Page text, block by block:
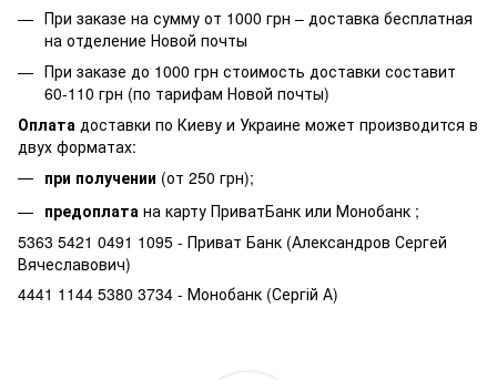
При заказе на сумму от 1000 грн – доставка бесплатная
на отделение Новой почты
При заказе до 1000 грн стоимость доставки составит
60-110 грн (по тарифам Новой почты)
Оплата доставки по Киеву и Украине может производится в
двух форматах:
при получении (от 250 грн);
предоплата на карту ПриватБанк или Монобанк ;
5363 5421 0491 1095 - Приват Банк (Александров Сергей
Вячеславович)
4441 1144 5380 3734 - Монобанк (Сергій А)